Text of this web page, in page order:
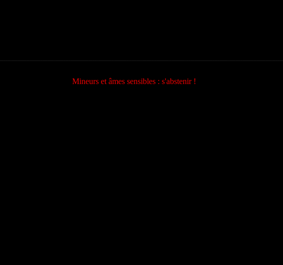
Mineurs et âmes sensibles : s'abstenir !